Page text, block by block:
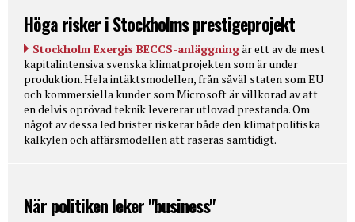
Höga risker i Stockholms prestigeprojekt
Stockholm Exergis BECCS-anläggningär ett av de mest
kapitalintensiva svenska klimatprojekten som är under
produktion. Hela intäktsmodellen, från såväl staten som EU
och kommersiella kunder som Microsoft är villkorad av att
en delvis oprövad teknik levererar utlovad prestanda. Om
något av dessa led brister riskerar både den klimatpolitiska
kalkylen och affärsmodellen att raseras samtidigt.
När politiken leker "business"